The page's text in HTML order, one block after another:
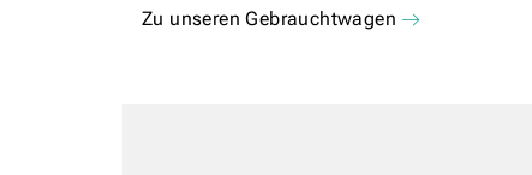
Zu unseren Gebrauchtwagen